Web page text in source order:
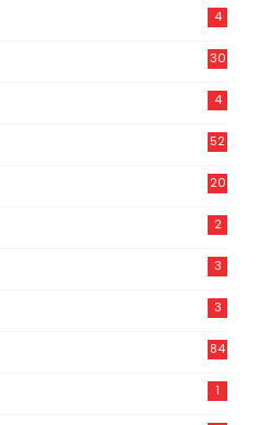
4
30
4
52
20
2
3
3
84
1